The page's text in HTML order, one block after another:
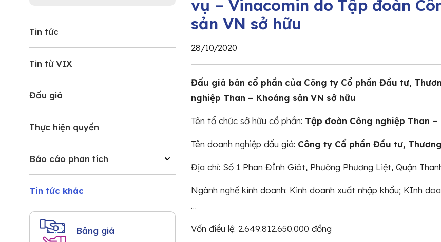
Tin tức
Tin từ VIX
Đấu giá
Thực hiện quyền
Báo cáo phân tích
Tin tức khác
Bảng giá
vụ – Vinacomin do Tập đoàn
sản VN sở hữu
28/10/2020
Đấu giá bán cổ phần của Công ty Cổ phần Đầu tư,
nghiệp Than – Khoáng sản VN sở hữu
Tên tổ chức sở hữu cổ phần: Tập đoàn Công nghiệp Than –
Tên doanh nghiệp đấu giá: Công ty Cổ phần Đầu tư,
Địa chỉ: Số 1 Phan ĐÌnh Giót, Phường Phương Liệt, Quận
Ngành nghề kinh doanh: Kinh doanh xuất nhập khẩu; KInh
…
Vốn điều lệ: 2.649.812.650.000 đồng